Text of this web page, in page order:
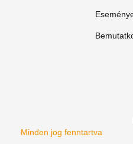
Minden jog fenntartva